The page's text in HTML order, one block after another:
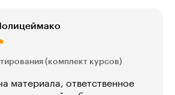
(комплект курсов)
материала, ответственное